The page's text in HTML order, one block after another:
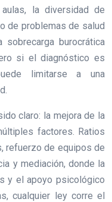
la diversidad de
de problemas de salud
burocrática
si el diagnóstico es
limitarse a una
claro: la mejora de la
factores. Ratios
refuerzo de equipos de
y mediación, donde la
y el apoyo psicológico
cualquier ley corre el